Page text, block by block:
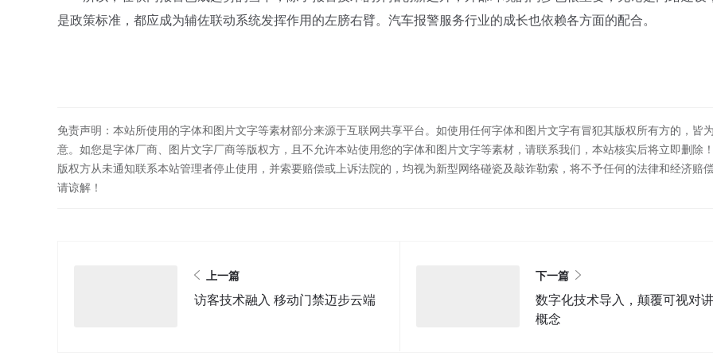
是政策标准，都应成为辅佐联动系统发挥作用的左膀右臂。汽车报警服务行业的成长也依赖各方面的配合。
免责声明：本站所使用的字体和图片文字等素材部分来源于互联网共享平台。如使用任何字体和图片文字有冒犯其版权所有方的，皆
意。如您是字体厂商、图片文字厂商等版权方，且不允许本站使用您的字体和图片文字等素材，请联系我们，本站核实后将立即删除
版权方从未通知联系本站管理者停止使用，并索要赔偿或上诉法院的，均视为新型网络碰瓷及敲诈勒索，将不予任何的法律和经济赔
请谅解！
上一篇
访客技术融入 移动门禁迈步云端
下一篇
数字化技术导入，颠覆可视对讲
概念